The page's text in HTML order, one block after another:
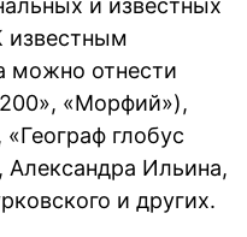
и известных
известным
можно отнести
«Морфий»),
глобус
Ильина,
и других.